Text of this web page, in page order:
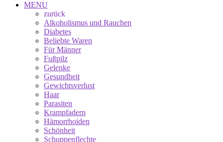
MENU
zurück
Alkoholismus und Rauchen
Diabetes
Beliebte Waren
Für Männer
Fußpilz
Gelenke
Gesundheit
Gewichtsverlust
Haar
Parasiten
Krampfadern
Hämorrhoiden
Schönheit
Schuppenflechte